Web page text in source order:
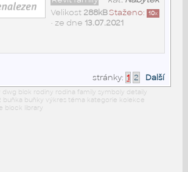
Staženo: 10x
Velikost 288kB
• ze dne 13.07.2021
stránky: 1 2 Další
dwg blok rodiny rodina family symboly detaily
buňka buňky výkres téma kategorie kolekce
block library